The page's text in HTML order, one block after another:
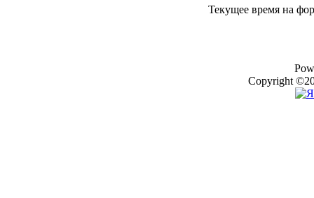
Текущее время на
Copyright